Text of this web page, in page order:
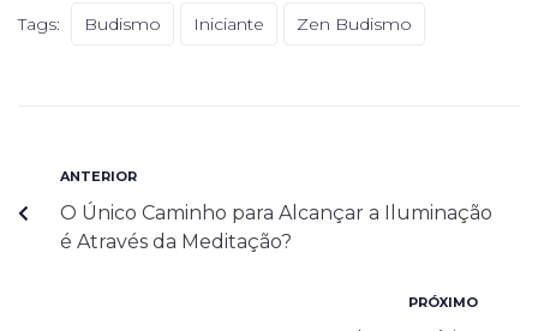
Tags: Budismo Iniciante Zen Budismo
ANTERIOR
O Único Caminho para Alcançar a Iluminação
é Através da Meditação?
PRÓXIMO